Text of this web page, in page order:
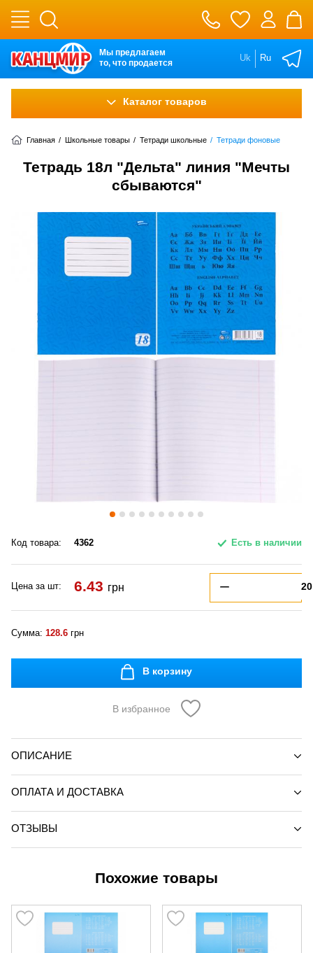
Мы предлагаем
то, что продается
Uk Ru
Каталог товаров
Главная / Школьные товары / Тетради школьные / Тетради фоновые
Тетрадь 18л "Дельта" линия "Мечты
сбываются"
Код товара: 4362 Есть в наличии
Цена за шт: 6.43 грн
Сумма: 128.6 грн
В корзину
В избранное
ОПИСАНИЕ
ОПЛАТА И ДОСТАВКА
ОТЗЫВЫ
Похожие товары